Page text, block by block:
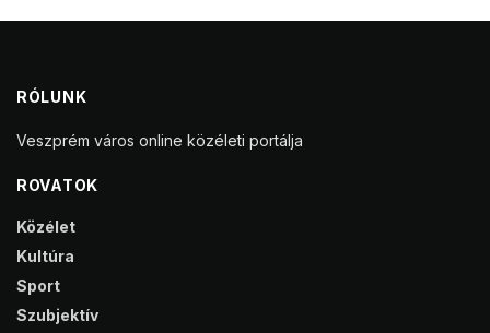
RÓLUNK
Veszprém város online közéleti portálja
ROVATOK
Közélet
Kultúra
Sport
Szubjektív